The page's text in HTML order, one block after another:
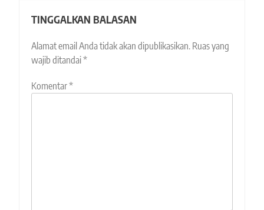
TINGGALKAN BALASAN
Alamat email Anda tidak akan dipublikasikan. Ruas yang
wajib ditandai*
Komentar*